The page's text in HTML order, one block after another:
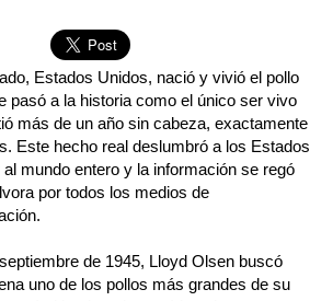
Estados Unidos, nació y vivió el pollo
pasó a la historia como el único ser vivo
más de un año sin cabeza, exactamente
Este hecho real deslumbró a los Estados
al mundo entero y la información se regó
por todos los medios de
de 1945, Lloyd Olsen buscó
uno de los pollos más grandes de su